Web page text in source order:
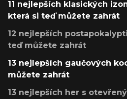
11 nejlepších klasických
která si teď můžete zahrát
12 nejlepších
teď můžete zahrát
13 nejlepších gaučových
můžete zahrát
13 nejlepších her s